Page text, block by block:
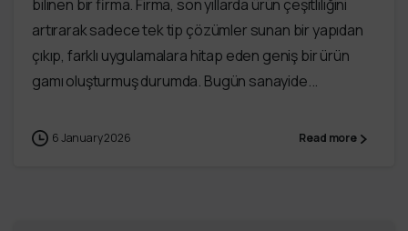
bilinen bir firma. Firma, son yıllarda ürün çeşitliliğini
artırarak sadece tek tip çözümler sunan bir yapıdan
çıkıp, farklı uygulamalara hitap eden geniş bir ürün
gamı oluşturmuş durumda. Bugün sanayide...
6 January 2026 Read more